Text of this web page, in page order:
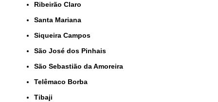
Ribeirão Claro
Santa Mariana
Siqueira Campos
São José dos Pinhais
São Sebastião da Amoreira
Telêmaco Borba
Tibaji